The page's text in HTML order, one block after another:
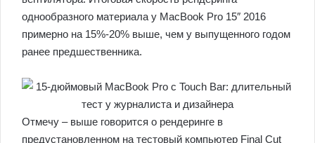
однообразного материала у MacBook Pro 15″ 2016
примерно на 15%-20% выше, чем у выпущенного годом
ранее предшественника.
Отмечу – выше говорится о рендеринге в
предустановленном на тестовый компьютер Final Cut